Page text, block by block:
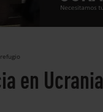
en Ucrania